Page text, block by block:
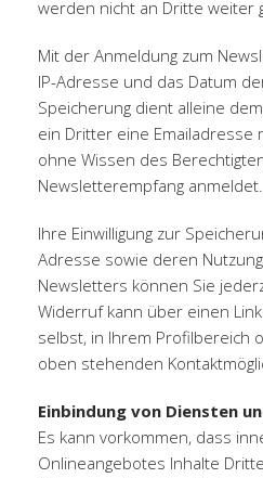
werden nicht an Dritte weiter
Mit der Anmeldung zum
IP-Adresse und das Datum
Speicherung dient alleine
ein Dritter eine Emailadresse
ohne Wissen des
Newsletterempfang anmeldet.
Ihre Einwilligung zur
Adresse sowie deren
Newsletters können Sie
Widerruf kann über einen
selbst, in Ihrem Profilbereich
oben stehenden
Einbindung von Diensten
Es kann vorkommen, dass
Onlineangebotes Inhalte